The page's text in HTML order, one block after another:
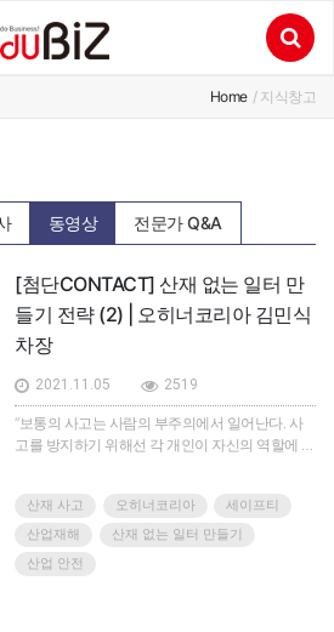
Home / 지식창고
동영상 전문가 Q&A
[첨단CONTACT] 산재 없는 일터 만
들기 전략 (2) | 오히너코리아 김민식
차장
2021.11.05 2519
“보통의 사고는 사람의 부주의에서 일어난다. 사
고를 방지하기 위해선 각 개인이 자신의 역할에 책
사고를 예방할 수 없다. 책임 소재를 명확히 할 수
있는 오히너의 EKS 시스템으로 현장의 안전관리
를 체계적으로 운용하겠다.” 오히너는 코로나19 팬
데믹 상황을 기점으로 새로운 영역에 도전하고 있
산재 사고 오히너코리아
세이프티
산업재해
산재 없는 일터 만들기
산업 안전